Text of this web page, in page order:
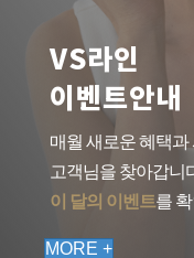
VS라인
이벤트안내
매월 새로운 혜택과
고객님을 찾아갑니
이 달의 이벤트를
MORE +